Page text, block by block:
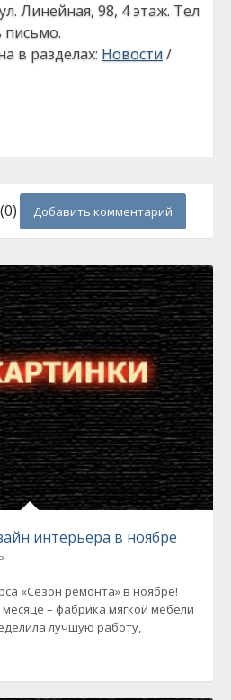
Линейная, 98, 4 этаж. Тел
письмо.
в разделах: Новости/
Добавить комментарий
интерьера в ноябре
«Сезон ремонта» в ноябре!
– фабрика мягкой мебели
лучшую работу,